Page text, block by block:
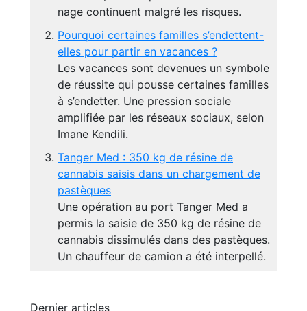
nage continuent malgré les risques.
Pourquoi certaines familles s’endettent-
elles pour partir en vacances ?
Les vacances sont devenues un symbole
de réussite qui pousse certaines familles
à s’endetter. Une pression sociale
amplifiée par les réseaux sociaux, selon
Imane Kendili.
Tanger Med : 350 kg de résine de
cannabis saisis dans un chargement de
pastèques
Une opération au port Tanger Med a
permis la saisie de 350 kg de résine de
cannabis dissimulés dans des pastèques.
Un chauffeur de camion a été interpellé.
Dernier articles